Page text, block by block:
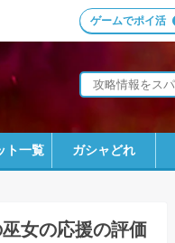
ゲームでポイ活
ト一覧 ガシャどれ
女の応援の評価